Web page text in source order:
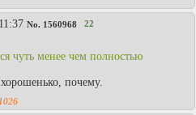
No. 1560968 22
чуть менее чем полностью
почему.